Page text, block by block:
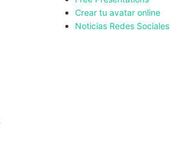
Crear tu avatar online
Noticias Redes Sociales